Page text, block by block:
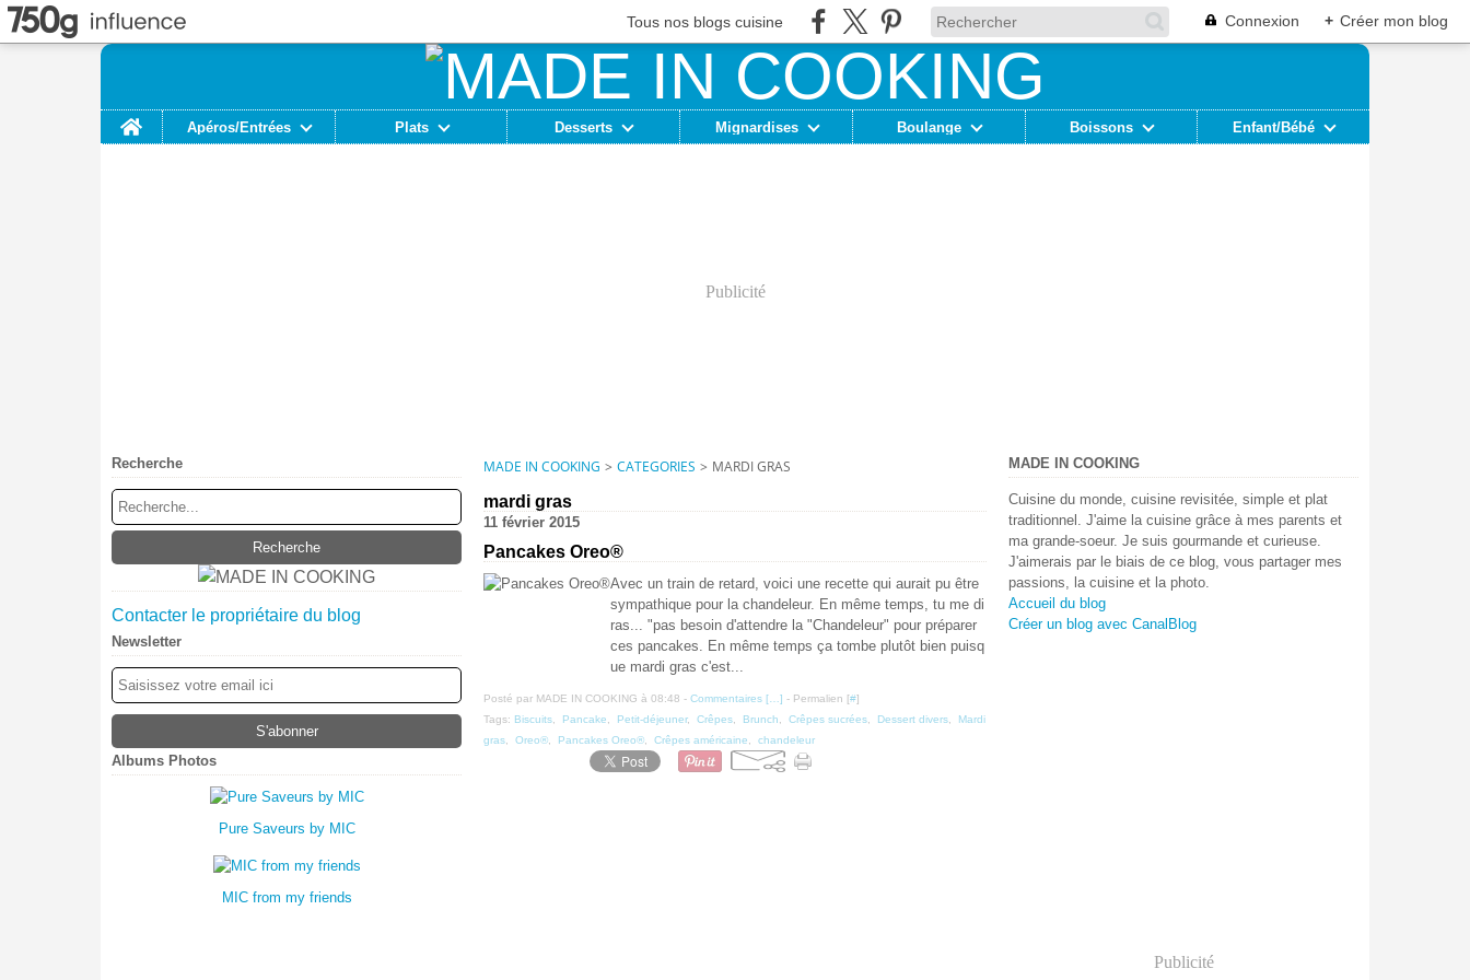
Tous nos blogs cuisine Connexion + Créer mon blog
Home
Apéros/Entrées Plats Desserts Mignardises Boulange Boissons Enfant/Bébé
Publicité
Recherche
Contacter le propriétaire du blog
Newsletter
Albums Photos
Pure Saveurs by MIC
MIC from my friends
MADE IN COOKING > CATEGORIES > MARDI GRAS
mardi gras
11 février 2015
Pancakes Oreo®
Avec un train de retard, voici une recette qui aurait pu être
sympathique pour la chandeleur. En même temps, tu me di
ras... "pas besoin d'attendre la "Chandeleur" pour préparer
ces pancakes. En même temps ça tombe plutôt bien puisq
ue mardi gras c'est...
Posté par MADE IN COOKING à 08:48 - Commentaires [ ] - Permalien [#]
Tags: Biscuits Pancake Petit-déjeuner, Crêpes Brunch Crêpes sucrées Dessert divers
Mardi
gras
Oreo® Pancakes Oreo® Crêpes américaine chandeleur
MADE IN COOKING
Cuisine du monde, cuisine revisitée, simple et plat
traditionnel. J'aime la cuisine grâce à mes parents et
ma grande-soeur. Je suis gourmande et curieuse.
J'aimerais par le biais de ce blog, vous partager mes
passions, la cuisine et la photo.
Accueil du blog
Créer un blog avec CanalBlog
Publicité